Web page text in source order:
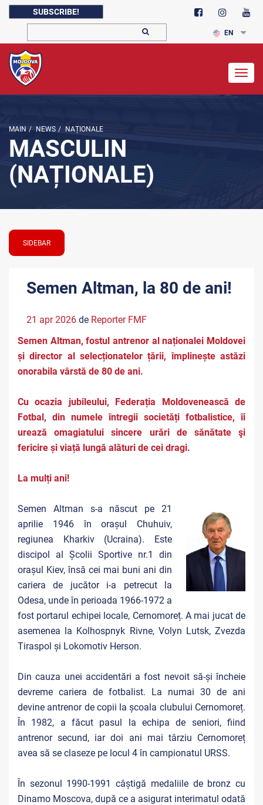
SUBSCRIBE!
EN
MAIN / NEWS / NAȚIONALE
MASCULIN
(NAȚIONALE)
SIDEBAR
Semen Altman, la 80 de ani!
21 apr 2026 de Reporter FMF
Semen Altman, fostul antrenor al naționalei Moldovei
și director al selecționatelor țării, împlinește astăzi
onorabila vârstă de 80 de ani.
Cu ocazia jubileului, Federația Moldovenească de
Fotbal, din numele întregii societăți fotbalistice, îi
urează omagiatului sincere urări de sănătate şi
fericire și viață lungă alături de cei dragi.
La mulți ani!
Semen Altman s-a născut pe 21
aprilie 1946 în orașul Chuhuiv,
regiunea Kharkiv (Ucraina). Este
discipol al Școlii Sportive nr.1 din
orașul Kiev, însă cei mai buni ani din
cariera de jucător i-a petrecut la
Odesa, unde în perioada 1966-1972 a
fost portarul echipei locale, Cernomoreț. A mai jucat de
asemenea la Kolhospnyk Rivne, Volyn Lutsk, Zvezda
Tiraspol și Lokomotiv Herson.
Din cauza unei accidentări a fost nevoit să-și încheie
devreme cariera de fotbalist. La numai 30 de ani
devine antrenor de copii la școala clubului Cernomoreț.
În 1982, a făcut pasul la echipa de seniori, fiind
antrenor secund, iar doi ani mai târziu Cernomoreț
avea să se claseze pe locul 4 în campionatul URSS.
În sezonul 1990-1991 câștigă medaliile de bronz cu
Dinamo Moscova, după ce a asigurat interimatul odată